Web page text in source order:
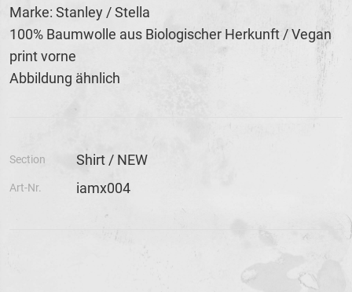
Marke: Stanley / Stella
100% Baumwolle aus Biologischer Herkunft / Vegan
print vorne
Abbildung ähnlich
Section Shirt / NEW
Art-Nr. iamx004